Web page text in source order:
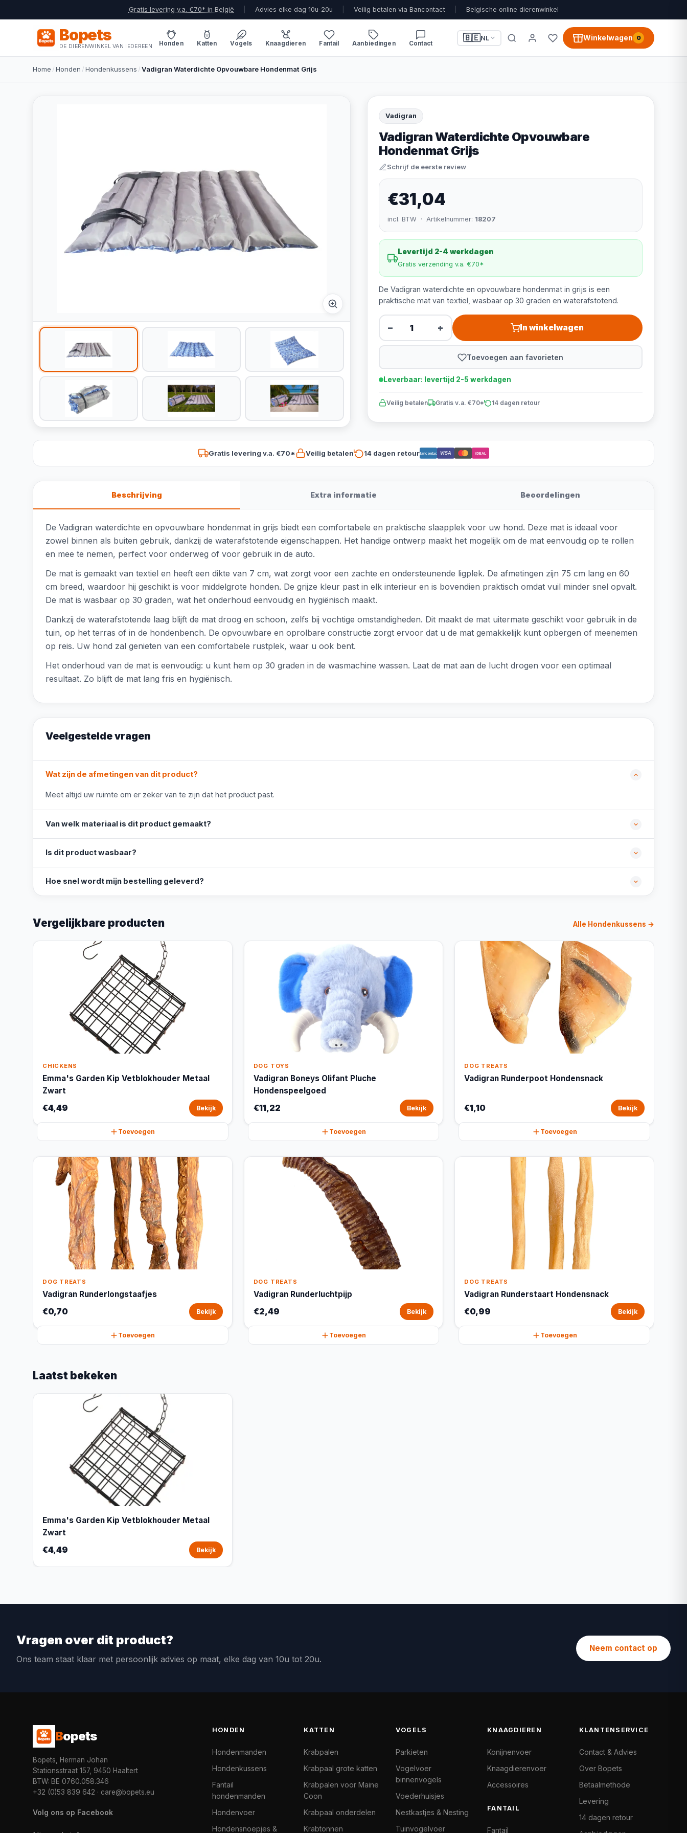
Gratis levering v.a. €70* in België Advies elke dag 10u-20u Veilig betalen via Bancontact Belgische online dierenwinkel
Bopets
DE DIERENWINKEL VAN IEDEREEN Honden Katten Vogels Knaagdieren Fantail Aanbiedingen Contact
🇧🇪NL Winkelwagen 0
Home /Honden /Hondenkussens /Vadigran Waterdichte Opvouwbare Hondenmat Grijs
Vadigran
Vadigran Waterdichte Opvouwbare
Hondenmat Grijs
Schrijf de eerste review
€31,04
incl. BTW · Artikelnummer: 18207
Levertijd 2-4 werkdagen
Gratis verzending v.a. €70*
De Vadigran waterdichte en opvouwbare hondenmat in grijs is een
praktische mat van textiel, wasbaar op 30 graden en waterafstotend.
− + In winkelwagen
Toevoegen aan favorieten
Leverbaar: levertijd 2-5 werkdagen
Veilig betalen Gratis v.a. €70* 14 dagen retour
Gratis levering v.a. €70* Veilig betalen 14 dagen retourBancontact VISA iDEAL
Beschrijving Extra informatie Beoordelingen
De Vadigran waterdichte en opvouwbare hondenmat in grijs biedt een comfortabele en praktische slaapplek voor uw hond. Deze mat is ideaal voor
zowel binnen als buiten gebruik, dankzij de waterafstotende eigenschappen. Het handige ontwerp maakt het mogelijk om de mat eenvoudig op te rollen
en mee te nemen, perfect voor onderweg of voor gebruik in de auto.
De mat is gemaakt van textiel en heeft een dikte van 7 cm, wat zorgt voor een zachte en ondersteunende ligplek. De afmetingen zijn 75 cm lang en 60
cm breed, waardoor hij geschikt is voor middelgrote honden. De grijze kleur past in elk interieur en is bovendien praktisch omdat vuil minder snel opvalt.
De mat is wasbaar op 30 graden, wat het onderhoud eenvoudig en hygiënisch maakt.
Dankzij de waterafstotende laag blijft de mat droog en schoon, zelfs bij vochtige omstandigheden. Dit maakt de mat uitermate geschikt voor gebruik in de
tuin, op het terras of in de hondenbench. De opvouwbare en oprolbare constructie zorgt ervoor dat u de mat gemakkelijk kunt opbergen of meenemen
op reis. Uw hond zal genieten van een comfortabele rustplek, waar u ook bent.
Het onderhoud van de mat is eenvoudig: u kunt hem op 30 graden in de wasmachine wassen. Laat de mat aan de lucht drogen voor een optimaal
resultaat. Zo blijft de mat lang fris en hygiënisch.
Veelgestelde vragen
Wat zijn de afmetingen van dit product?
Meet altijd uw ruimte om er zeker van te zijn dat het product past.
Van welk materiaal is dit product gemaakt?
Is dit product wasbaar?
Hoe snel wordt mijn bestelling geleverd?
Vergelijkbare producten Alle Hondenkussens →
CHICKENS
Emma's Garden Kip Vetblokhouder Metaal
Zwart
€4,49 Bekijk
Toevoegen
DOG TOYS
Vadigran Boneys Olifant Pluche
Hondenspeelgoed
€11,22 Bekijk
Toevoegen
DOG TREATS
Vadigran Runderpoot Hondensnack
€1,10 Bekijk
Toevoegen
DOG TREATS
Vadigran Runderlongstaafjes
€0,70 Bekijk
Toevoegen
DOG TREATS
Vadigran Runderluchtpijp
€2,49 Bekijk
Toevoegen
DOG TREATS
Vadigran Runderstaart Hondensnack
€0,99 Bekijk
Toevoegen
Laatst bekeken
Emma's Garden Kip Vetblokhouder Metaal
Zwart
€4,49 Bekijk
Vragen over dit product?
Ons team staat klaar met persoonlijk advies op maat, elke dag van 10u tot 20u.
Neem contact op
Bopets
Bopets, Herman Johan
Stationsstraat 157, 9450 Haaltert
BTW: BE 0760.058.346
+32 (0)53 839 642 · care@bopets.eu
Volg ons op Facebook
HONDEN
Hondenmanden
Hondenkussens
Fantail
hondenmanden
Hondenvoer
Hondensnoepjes &
KATTEN
Krabpalen
Krabpaal grote katten
Krabpalen voor Maine
Coon
Krabpaal onderdelen
Krabtonnen
VOGELS
Parkieten
Vogelvoer
binnenvogels
Voederhuisjes
Nestkastjes & Nesting
Tuinvogelvoer
KNAAGDIEREN
Konijnenvoer
Knaagdierenvoer
Accessoires
FANTAIL
Fantail
KLANTENSERVICE
Contact & Advies
Over Bopets
Betaalmethode
Levering
14 dagen retour